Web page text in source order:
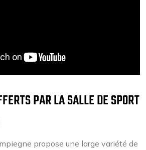
PAR LA SALLE DE SPORT
propose une large variété de